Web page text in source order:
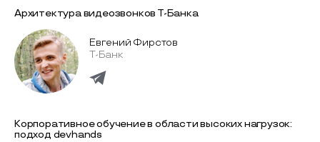
Архитектура видеозвонков Т-Банка
Евгений Фирстов
Т-Банк
Корпоративное обучение в области высоких нагрузок:
подход devhands